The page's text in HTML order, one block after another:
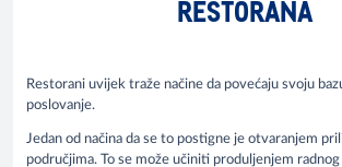
RESTORANA
Restorani uvijek traže načine da povećaju svoju
poslovanje.
Jedan od načina da se to postigne je otvaranjem
područjima. To se može učiniti produljenjem